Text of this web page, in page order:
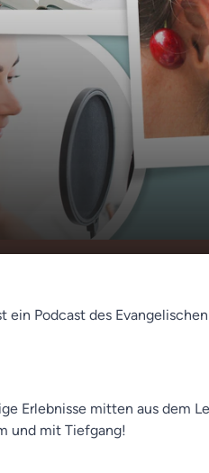
ein Podcast des
Erlebnisse mitten aus dem
und mit Tiefgang!